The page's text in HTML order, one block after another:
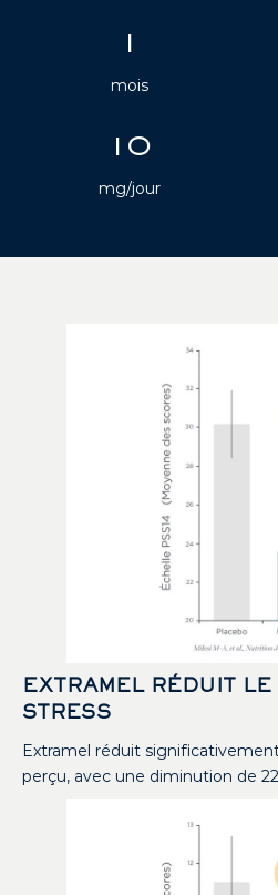
1
mois
10
mg/jour
EXTRAMEL RÉDUIT
STRESS
Extramel réduit
perçu, avec une diminution de